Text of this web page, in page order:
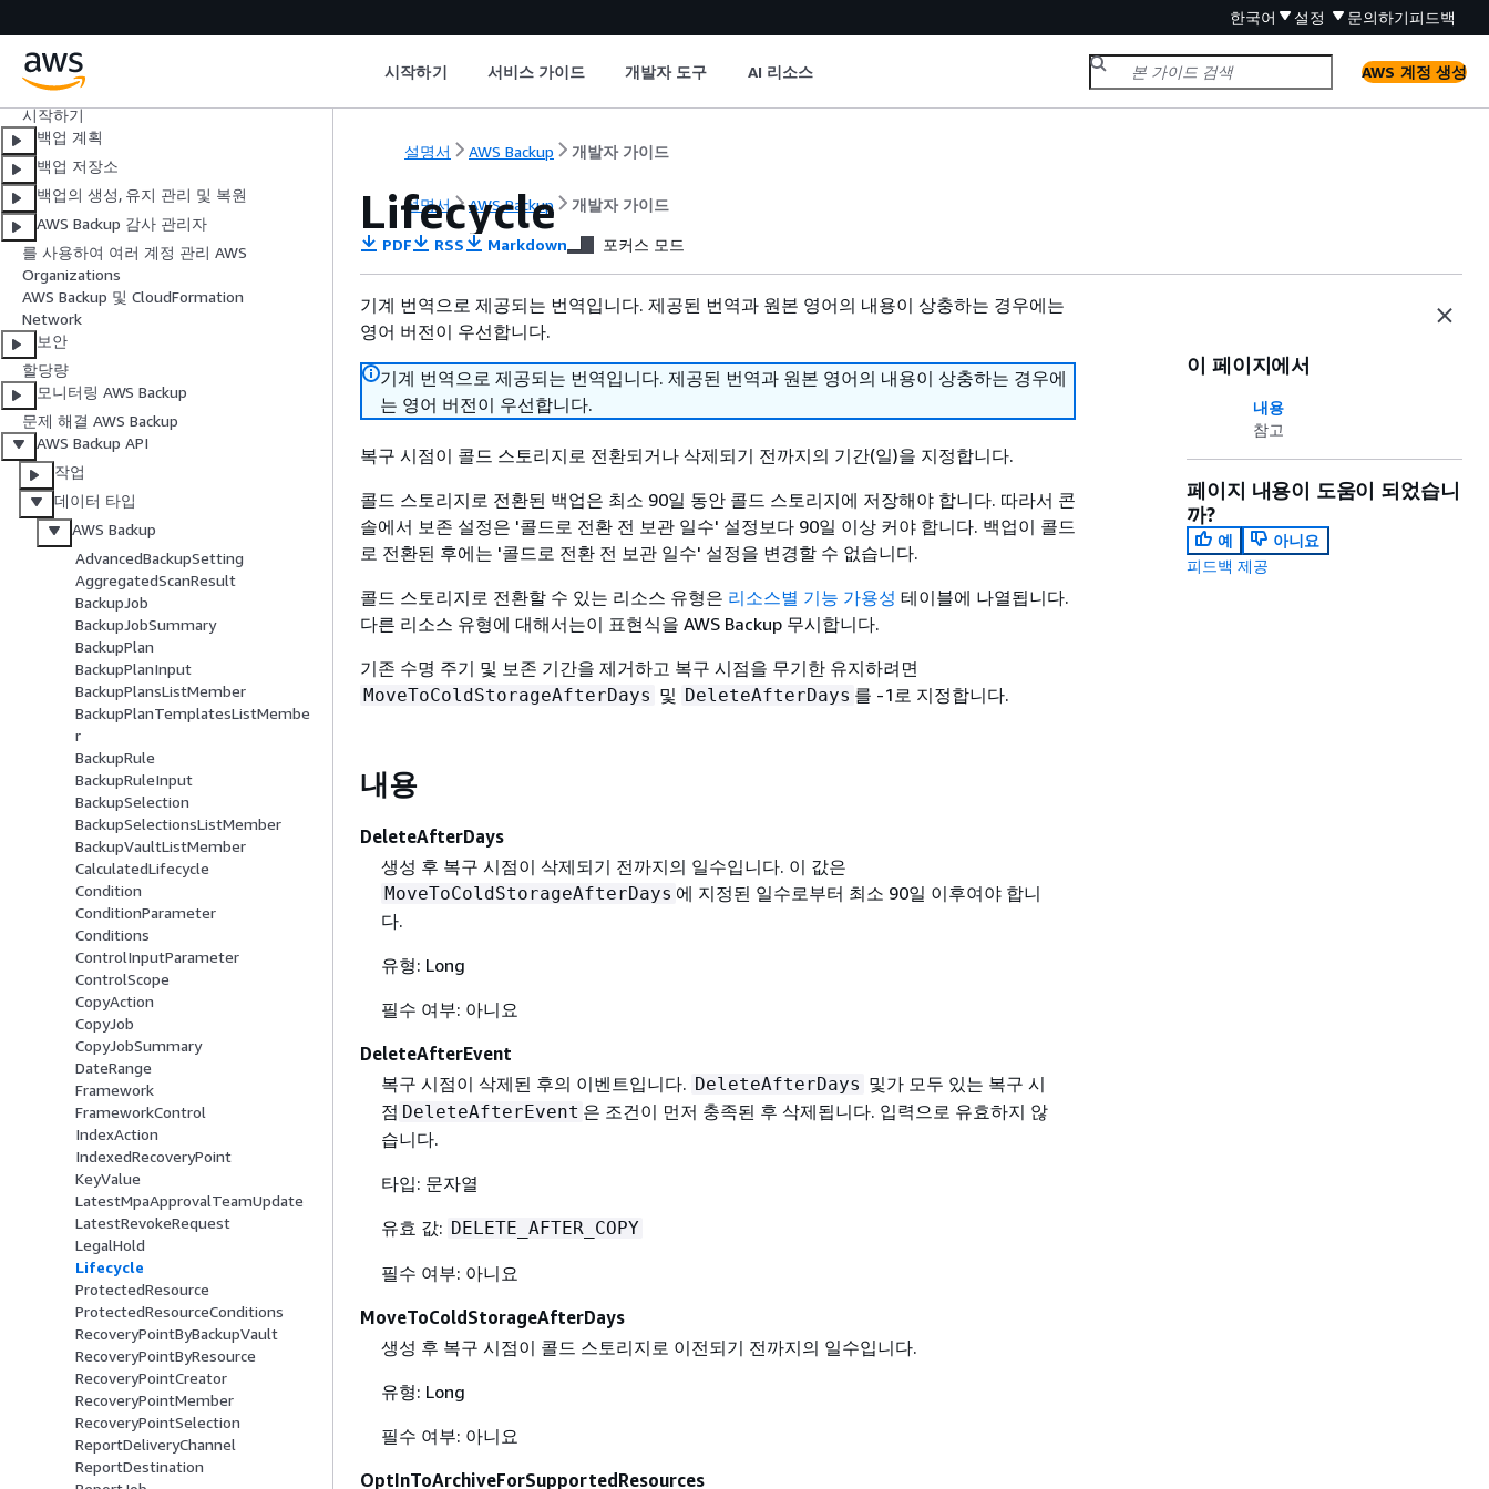
한국어 설정 문의하기피드백
시작하기 서비스 가이드 개발자 도구 AI 리소스 AWS 계정 생성
AWS Backup란 무엇인가요?
작동 방식
시작하기
백업 계획
백업 저장소
백업의 생성, 유지 관리 및 복원
AWS Backup 감사 관리자
를 사용하여 여러 계정 관리 AWS
Organizations
AWS Backup 및 CloudFormation
Network
보안
할당량
모니터링 AWS Backup
문제 해결 AWS Backup
AWS Backup API
작업
데이터 타입
AWS Backup
AdvancedBackupSetting
AggregatedScanResult
BackupJob
BackupJobSummary
BackupPlan
BackupPlanInput
BackupPlansListMember
BackupPlanTemplatesListMembe
r
BackupRule
BackupRuleInput
BackupSelection
BackupSelectionsListMember
BackupVaultListMember
CalculatedLifecycle
Condition
ConditionParameter
Conditions
ControlInputParameter
ControlScope
CopyAction
CopyJob
CopyJobSummary
DateRange
Framework
FrameworkControl
IndexAction
IndexedRecoveryPoint
KeyValue
LatestMpaApprovalTeamUpdate
LatestRevokeRequest
LegalHold
Lifecycle
ProtectedResource
ProtectedResourceConditions
RecoveryPointByBackupVault
RecoveryPointByResource
RecoveryPointCreator
RecoveryPointMember
RecoveryPointSelection
ReportDeliveryChannel
ReportDestination
설명서 AWS Backup 개발자 가이드
설명서 AWS Backup 개발자 가이드
Lifecycle
PDF RSS Markdown 포커스 모드
기계 번역으로 제공되는 번역입니다. 제공된 번역과 원본 영어의 내용이 상충하는 경우에는
영어 버전이 우선합니다.
기계 번역으로 제공되는 번역입니다. 제공된 번역과 원본 영어의 내용이 상충하는 경우에
는 영어 버전이 우선합니다.
복구 시점이 콜드 스토리지로 전환되거나 삭제되기 전까지의 기간(일)을 지정합니다.
콜드 스토리지로 전환된 백업은 최소 90일 동안 콜드 스토리지에 저장해야 합니다. 따라서 콘
솔에서 보존 설정은 '콜드로 전환 전 보관 일수' 설정보다 90일 이상 커야 합니다. 백업이 콜드
로 전환된 후에는 '콜드로 전환 전 보관 일수' 설정을 변경할 수 없습니다.
콜드 스토리지로 전환할 수 있는 리소스 유형은 리소스별 기능 가용성 테이블에 나열됩니다.
다른 리소스 유형에 대해서는이 표현식을 AWS Backup 무시합니다.
기존 수명 주기 및 보존 기간을 제거하고 복구 시점을 무기한 유지하려면
MoveToColdStorageAfterDays 및 DeleteAfterDays 를 -1로 지정합니다.
내용
DeleteAfterDays
생성 후 복구 시점이 삭제되기 전까지의 일수입니다. 이 값은
MoveToColdStorageAfterDays 에 지정된 일수로부터 최소 90일 이후여야 합니
다.
유형: Long
필수 여부: 아니요
DeleteAfterEvent
복구 시점이 삭제된 후의 이벤트입니다. DeleteAfterDays 및가 모두 있는 복구 시
점 DeleteAfterEvent 은 조건이 먼저 충족된 후 삭제됩니다. 입력으로 유효하지 않
습니다.
타입: 문자열
유효 값: DELETE_AFTER_COPY
필수 여부: 아니요
MoveToColdStorageAfterDays
생성 후 복구 시점이 콜드 스토리지로 이전되기 전까지의 일수입니다.
유형: Long
필수 여부: 아니요
OptInToArchiveForSupportedResources
이 페이지에서
내용
참고
페이지 내용이 도움이 되었습니
까?
예
아니요
피드백 제공